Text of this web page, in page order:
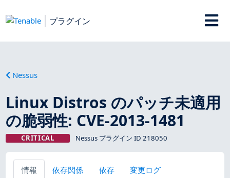
プラグイン
Nessus
Linux Distros のパッチ未適用
の脆弱性: CVE-2013-1481
CRITICAL Nessus プラグイン ID 218050
情報 依存関係 依存 変更ログ